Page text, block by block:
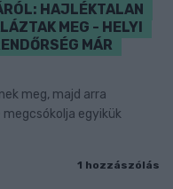
HAJLÉKTALAN
MEG - HELYI
MÁR
meg, majd arra
egyikük
1 hozzászólás